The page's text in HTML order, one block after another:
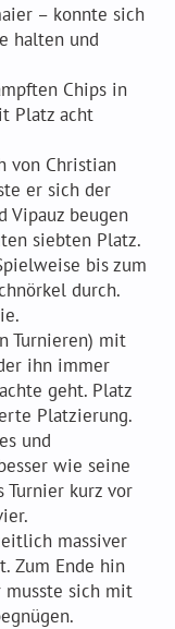
– konnte sich
halten und
Chips in
Platz acht
von Christian
er sich der
Vipauz beugen
siebten Platz.
bis zum
durch.
Turnieren) mit
ihn immer
geht. Platz
Platzierung.
und
wie seine
Turnier kurz vor
massiver
Zum Ende hin
sich mit